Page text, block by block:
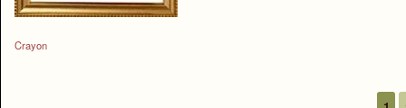
Crayon